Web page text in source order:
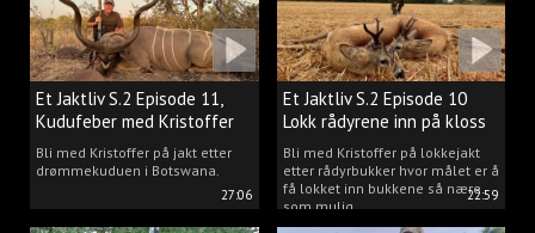
27:06
Et Jaktliv S.2 Episode 11,
Kudufeber med Kristoffer
Clausen
Bli med Kristoffer på jakt etter
drømmekuduen i Botswana.
22:59
Et Jaktliv S.2 Episode 10
Lokk rådyrene inn på kloss
hold.
Bli med Kristoffer på lokkejakt
etter rådyrbukker hvor målet er å
få lokket inn bukkene så nære
som mulig.